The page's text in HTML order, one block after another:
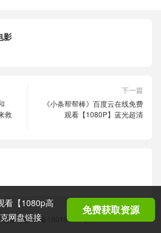
看【1080p高
网盘链接
免费获取资源
影
救
下一篇
《小条帮帮棒》百度云在线免费
观看【1080P】蓝光超清
影 湘ICP备18018686号-1